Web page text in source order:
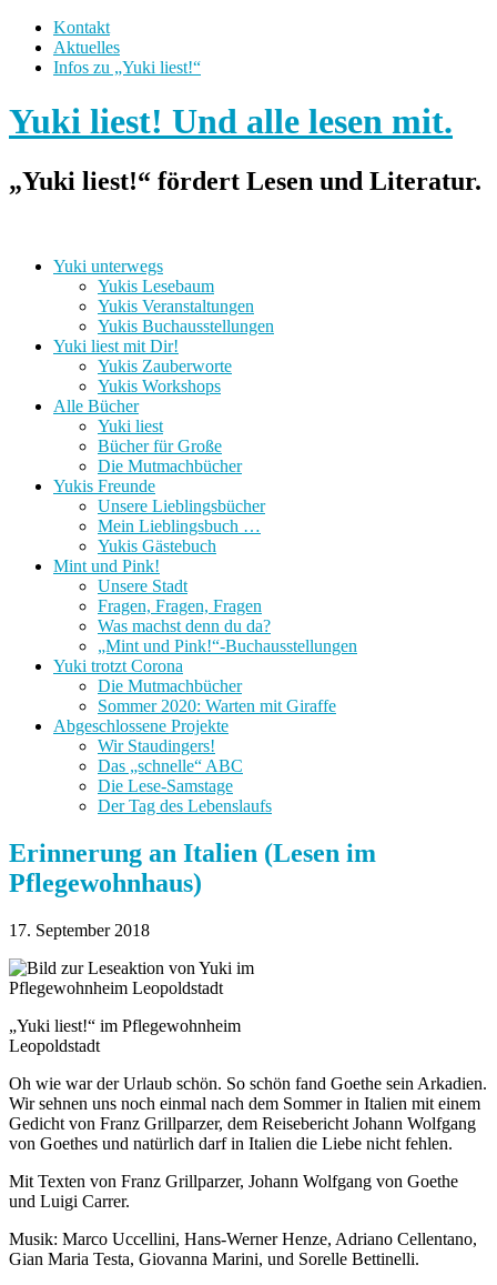
Kontakt
Aktuelles
Infos zu „Yuki liest!“
Yuki liest! Und alle lesen mit.
„Yuki liest!“ fördert Lesen und Literatur.
Yuki unterwegs
Yukis Lesebaum
Yukis Veranstaltungen
Yukis Buchausstellungen
Yuki liest mit Dir!
Yukis Zauberworte
Yukis Workshops
Alle Bücher
Yuki liest
Bücher für Große
Die Mutmachbücher
Yukis Freunde
Unsere Lieblingsbücher
Mein Lieblingsbuch …
Yukis Gästebuch
Mint und Pink!
Unsere Stadt
Fragen, Fragen, Fragen
Was machst denn du da?
„Mint und Pink!“-Buchausstellungen
Yuki trotzt Corona
Die Mutmachbücher
Sommer 2020: Warten mit Giraffe
Abgeschlossene Projekte
Wir Staudingers!
Das „schnelle“ ABC
Die Lese-Samstage
Der Tag des Lebenslaufs
Erinnerung an Italien (Lesen im
Pflegewohnhaus)
17. September 2018
„Yuki liest!“ im Pflegewohnheim
Leopoldstadt
Oh wie war der Urlaub schön. So schön fand Goethe sein Arkadien.
Wir sehnen uns noch einmal nach dem Sommer in Italien mit einem
Gedicht von Franz Grillparzer, dem Reisebericht Johann Wolfgang
von Goethes und natürlich darf in Italien die Liebe nicht fehlen.
Mit Texten von Franz Grillparzer, Johann Wolfgang von Goethe
und Luigi Carrer.
Musik: Marco Uccellini, Hans-Werner Henze, Adriano Cellentano,
Gian Maria Testa, Giovanna Marini, und Sorelle Bettinelli.